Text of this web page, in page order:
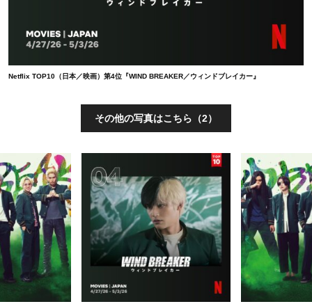
Netflix TOP10（日本／映画）第4位『WIND BREAKER／ウィンドブレイカー』
その他の写真はこちら（2）